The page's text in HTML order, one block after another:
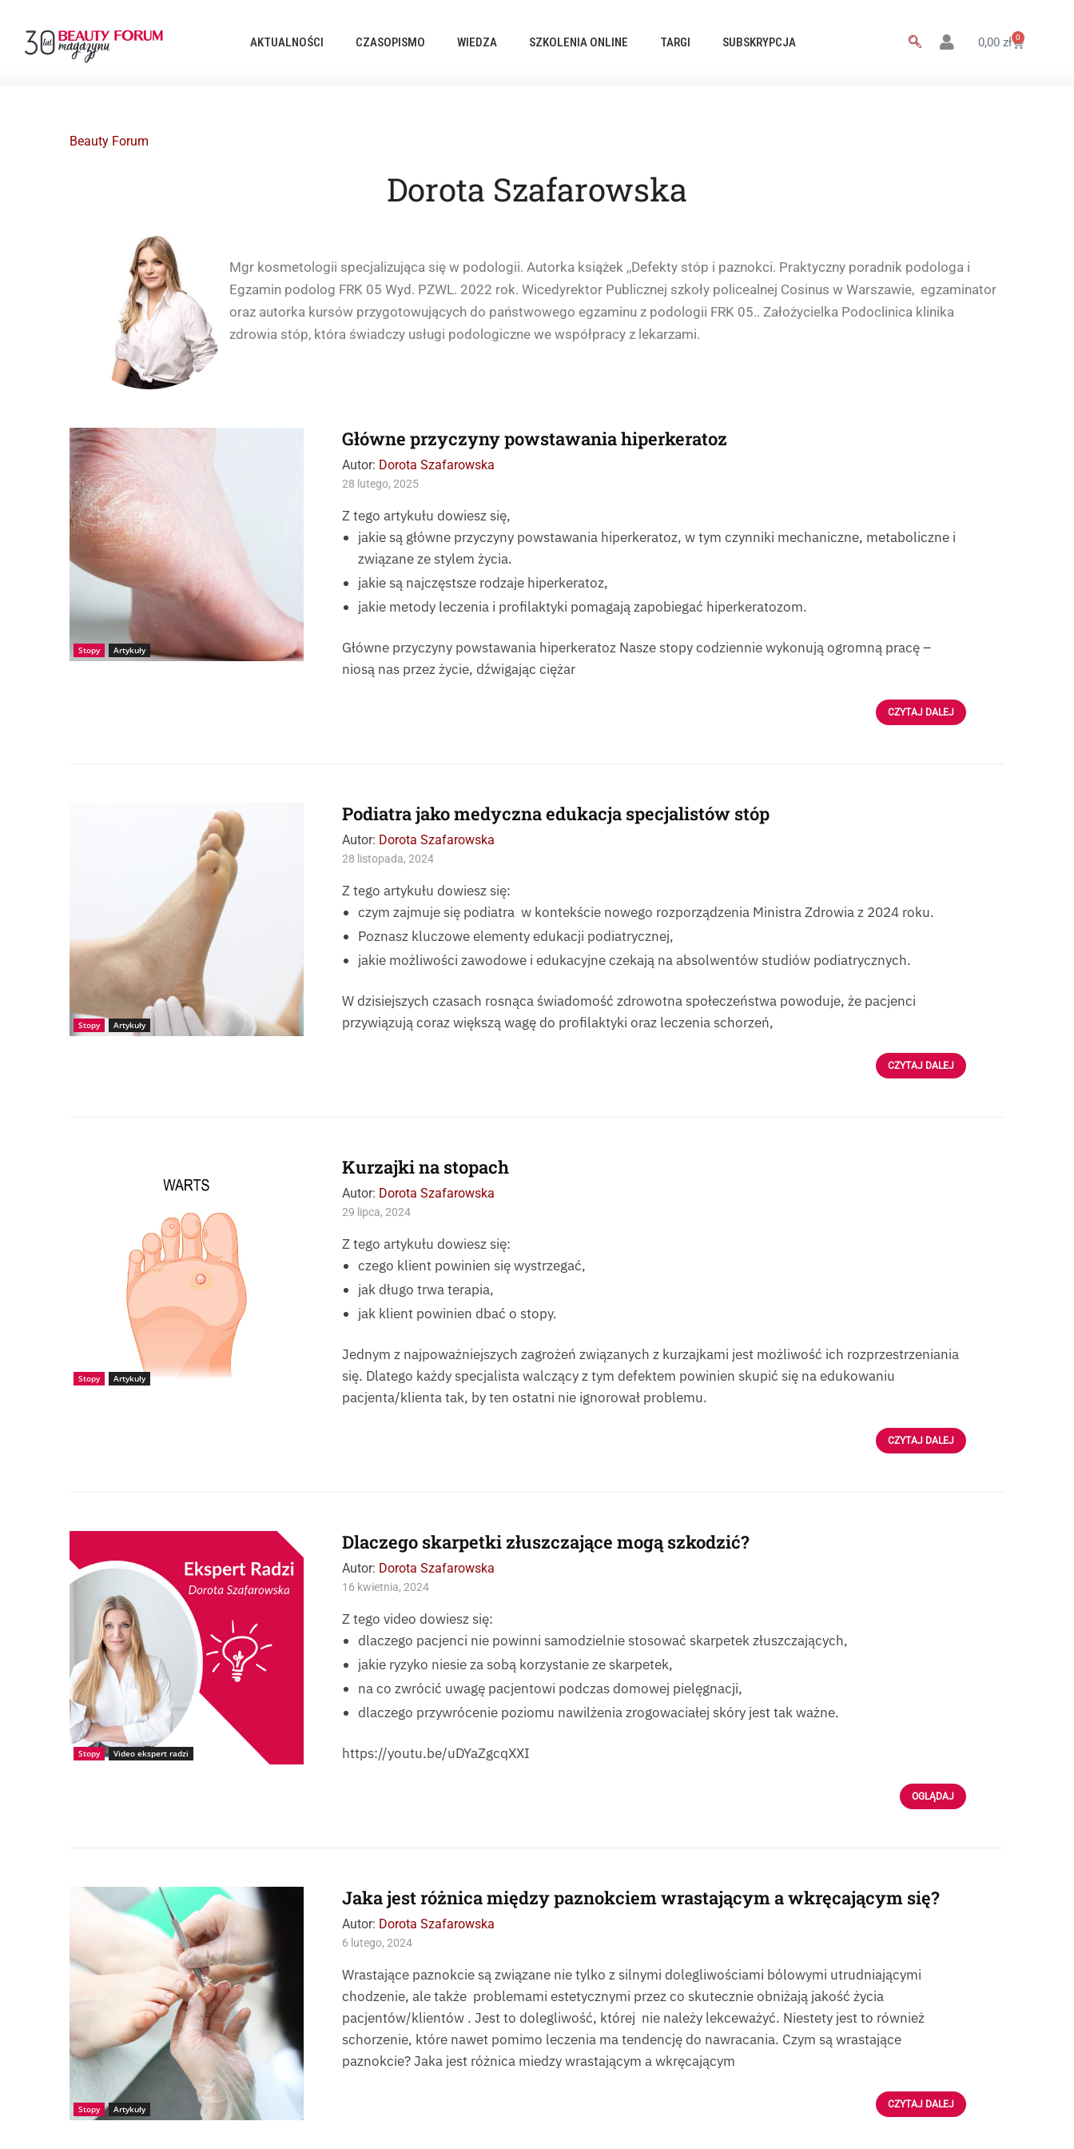
AKTUALNOŚCI CZASOPISMO WIEDZA SZKOLENIA ONLINE TARGI SUBSKRYPCJA 0,00 zł 0
Beauty Forum
Dorota Szafarowska
Mgr kosmetologii specjalizująca się w podologii. Autorka książek ,,Defekty stóp i paznokci. Praktyczny poradnik podologa i
Egzamin podolog FRK 05 Wyd. PZWL. 2022 rok. Wicedyrektor Publicznej szkoły policealnej Cosinus w Warszawie, egzaminator
oraz autorka kursów przygotowujących do państwowego egzaminu z podologii FRK 05.. Założycielka Podoclinica klinika
zdrowia stóp, która świadczy usługi podologiczne we współpracy z lekarzami.
Źródło: I_stock
Stopy Artykuły
Główne przyczyny powstawania hiperkeratoz
Autor: Dorota Szafarowska
28 lutego, 2025
Z tego artykułu dowiesz się,
jakie są główne przyczyny powstawania hiperkeratoz, w tym czynniki mechaniczne, metaboliczne i
związane ze stylem życia.
jakie są najczęstsze rodzaje hiperkeratoz,
jakie metody leczenia i profilaktyki pomagają zapobiegać hiperkeratozom.
Główne przyczyny powstawania hiperkeratoz Nasze stopy codziennie wykonują ogromną pracę –
niosą nas przez życie, dźwigając ciężar
CZYTAJ DALEJ
Stopy Artykuły
Podiatra jako medyczna edukacja specjalistów stóp
Autor: Dorota Szafarowska
28 listopada, 2024
Z tego artykułu dowiesz się:
czym zajmuje się podiatra w kontekście nowego rozporządzenia Ministra Zdrowia z 2024 roku.
Poznasz kluczowe elementy edukacji podiatrycznej,
jakie możliwości zawodowe i edukacyjne czekają na absolwentów studiów podiatrycznych.
W dzisiejszych czasach rosnąca świadomość zdrowotna społeczeństwa powoduje, że pacjenci
przywiązują coraz większą wagę do profilaktyki oraz leczenia schorzeń,
CZYTAJ DALEJ
Stopy Artykuły
Kurzajki na stopach
Autor: Dorota Szafarowska
29 lipca, 2024
Z tego artykułu dowiesz się:
czego klient powinien się wystrzegać,
jak długo trwa terapia,
jak klient powinien dbać o stopy.
Jednym z najpoważniejszych zagrożeń związanych z kurzajkami jest możliwość ich rozprzestrzeniania
się. Dlatego każdy specjalista walczący z tym defektem powinien skupić się na edukowaniu
pacjenta/klienta tak, by ten ostatni nie ignorował problemu.
CZYTAJ DALEJ
Stopy Video ekspert radzi
Dlaczego skarpetki złuszczające mogą szkodzić?
Autor: Dorota Szafarowska
16 kwietnia, 2024
Z tego video dowiesz się:
dlaczego pacjenci nie powinni samodzielnie stosować skarpetek złuszczających,
jakie ryzyko niesie za sobą korzystanie ze skarpetek,
na co zwrócić uwagę pacjentowi podczas domowej pielęgnacji,
dlaczego przywrócenie poziomu nawilżenia zrogowaciałej skóry jest tak ważne.
https://youtu.be/uDYaZgcqXXI
OGLĄDAJ
Źródło: Photogenica-robertprzybysz
Stopy Artykuły
Jaka jest różnica między paznokciem wrastającym a wkręcającym się?
Autor: Dorota Szafarowska
6 lutego, 2024
Wrastające paznokcie są związane nie tylko z silnymi dolegliwościami bólowymi utrudniającymi
chodzenie, ale także problemami estetycznymi przez co skutecznie obniżają jakość życia
pacjentów/klientów . Jest to dolegliwość, której nie należy lekceważyć. Niestety jest to również
schorzenie, które nawet pomimo leczenia ma tendencję do nawracania. Czym są wrastające
paznokcie? Jaka jest różnica miedzy wrastającym a wkręcającym
CZYTAJ DALEJ